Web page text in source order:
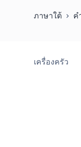
ภาษาใต้ ค
เครื่องครัว